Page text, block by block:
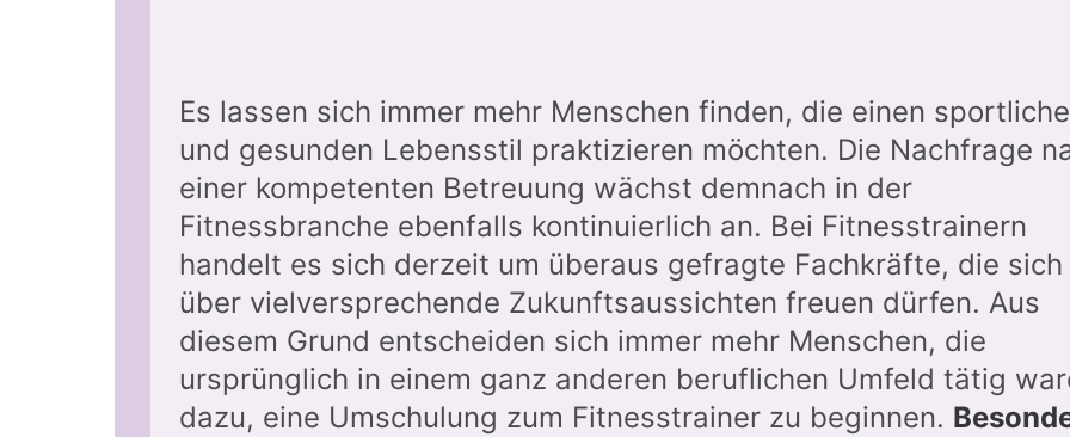
Es lassen sich immer mehr Menschen finden, die einen
und gesunden Lebensstil praktizieren möchten. Die Nachfrage
einer kompetenten Betreuung wächst demnach in der
Fitnessbranche ebenfalls kontinuierlich an. Bei Fitnesstrainern
handelt es sich derzeit um überaus gefragte Fachkräfte, die sich
über vielversprechende Zukunftsaussichten freuen dürfen. Aus
diesem Grund entscheiden sich immer mehr Menschen, die
ursprünglich in einem ganz anderen beruflichen Umfeld tätig
dazu, eine Umschulung zum Fitnesstrainer zu beginnen.